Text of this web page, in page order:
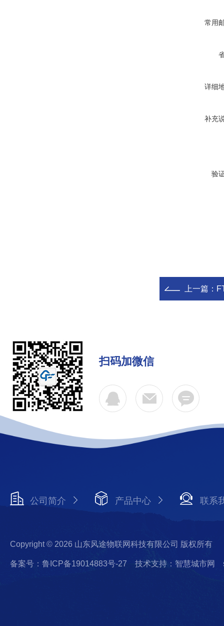
常用
详细
补充
验
上一篇：
扫码加微信
公司简介 产品中心 联系
Copyright © 2026 山东风途物联网科技有限公司 版权所有
备案号：鲁ICP备19014883号-27 技术支持：智慧城市网